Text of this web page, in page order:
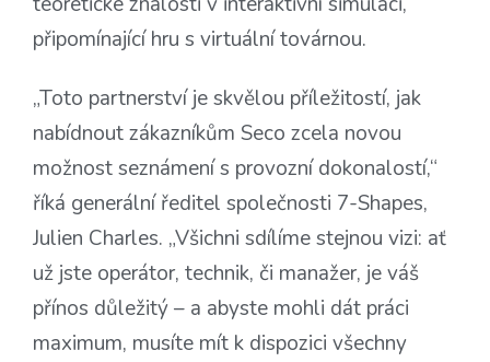
připomínající hru s virtuální továrnou.
„Toto partnerství je skvělou příležitostí, jak
nabídnout zákazníkům Seco zcela novou
možnost seznámení s provozní dokonalostí,“
říká generální ředitel společnosti 7-Shapes,
Julien Charles. „Všichni sdílíme stejnou vizi: ať
už jste operátor, technik, či manažer, je váš
přínos důležitý – a abyste mohli dát práci
maximum, musíte mít k dispozici všechny